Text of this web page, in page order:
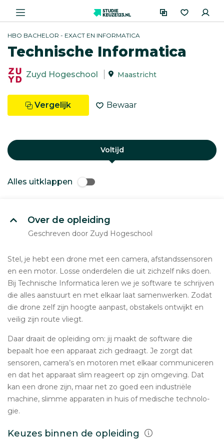
HBO BACHELOR - EXACT EN INFORMATICA
Technische Informatica
Zuyd Hogeschool Maastricht
Vergelijk Bewaar
Voltijd
Alles uitklappen
Over de opleiding
Geschreven door Zuyd Hogeschool
Stel, je hebt een drone met een camera, af­stands­sen­so­ren
en een motor. Losse on­der­de­len die uit zichzelf niks doen.
Bij Tech­ni­sche In­for­ma­ti­ca leren we je software te schrij­ven
die alles aan­stuurt en met elkaar laat sa­men­wer­ken. Zodat
die drone zelf zijn hoogte aanpast, ob­sta­kels ontwijkt en
veilig zijn route vliegt.
Daar draait de op­lei­ding om: jij maakt de software die
bepaalt hoe een apparaat zich gedraagt. Je zorgt dat
sensoren, camera’s en motoren met elkaar com­mu­ni­ce­ren
en dat het apparaat slim reageert op zijn omgeving. Dat
kan een drone zijn, maar net zo goed een in­du­stri­ë­le
machine, slimme ap­pa­ra­ten in huis of medische tech­no­lo­
gie.
Keuzes binnen de opleiding